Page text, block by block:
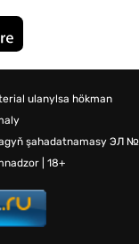
ulanylsa hökman
şahadatnamasy ЭЛ №
| 18+